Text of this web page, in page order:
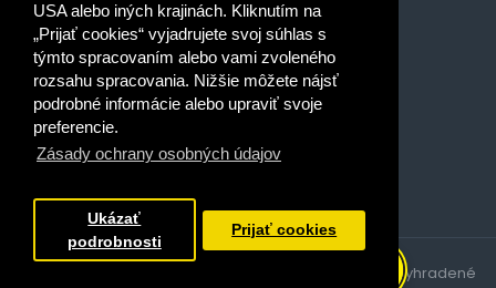
USA alebo iných krajinách. Kliknutím na
„Prijať cookies“ vyjadrujete svoj súhlas s
týmto spracovaním alebo vami zvoleného
rozsahu spracovania. Nižšie môžete nájsť
podrobné informácie alebo upraviť svoje
preferencie.
Zásady ochrany osobných údajov
Ukázať
podrobnosti
Prijať cookies
Prečítal(a) som si a súhlasím s
Ochrana osobných údajov
Copyright © 2021, Expolpedagogika.sk, všetky práva vyhradené
pomôcť?